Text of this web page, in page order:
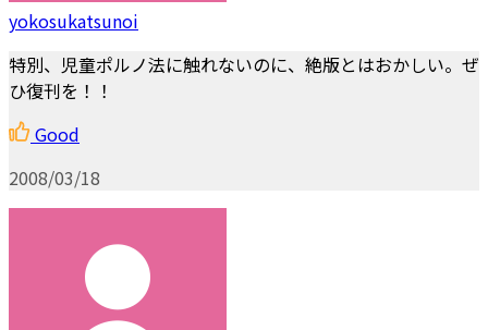
yokosukatsunoi
特別、児童ポルノ法に触れないのに、絶版とはおかしい。ぜ
ひ復刊を！！
Good
2008/03/18